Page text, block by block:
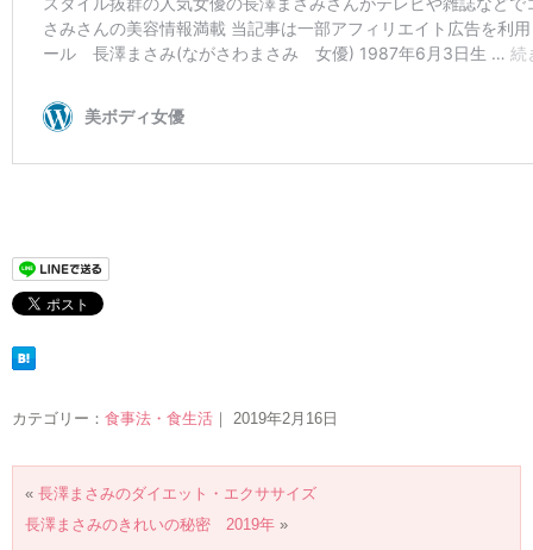
カテゴリー： 食事法・食生活 ｜ 2019年2月16日
« 長澤まさみのダイエット・エクササイズ
長澤まさみのきれいの秘密 2019年 »